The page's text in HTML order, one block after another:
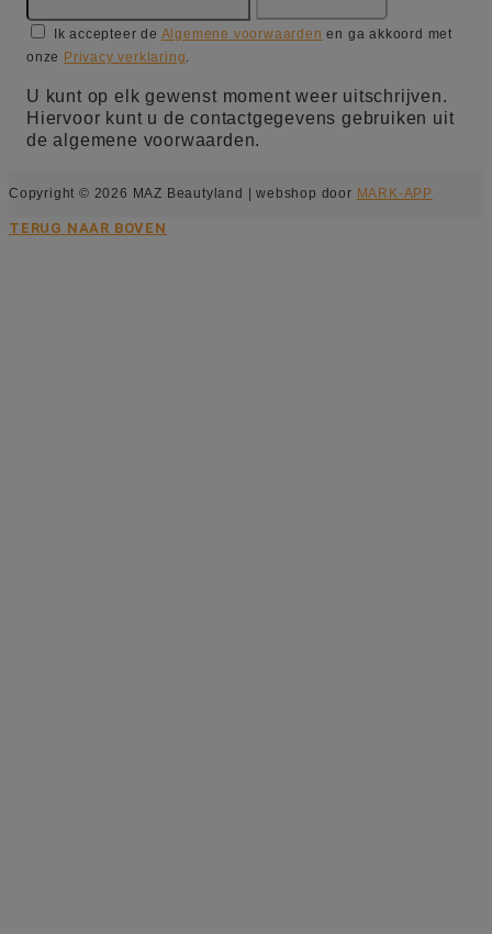
Ik accepteer de Algemene voorwaarden en ga akkoord met
onze Privacy verklaring.
U kunt op elk gewenst moment weer uitschrijven.
Hiervoor kunt u de contactgegevens gebruiken uit
de algemene voorwaarden.
Copyright © 2026 MAZ Beautyland | webshop door MARK-APP
TERUG NAAR BOVEN